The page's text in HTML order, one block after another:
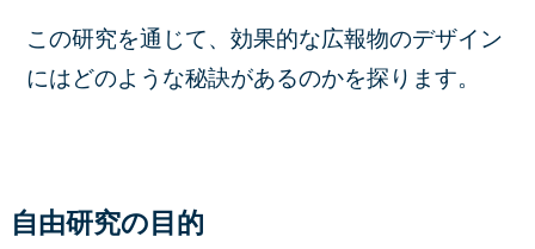
この研究を通じて、効果的な広報物のデザイン
にはどのような秘訣があるのかを探ります。
自由研究の目的